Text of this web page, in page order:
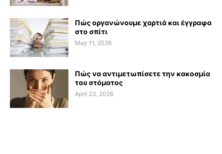
Πώς οργανώνουμε χαρτιά και έγγραφα
στο σπίτι
May 11, 2026
Πώς να αντιμετωπίσετε την κακοσμία
του στόματος
April 23, 2026